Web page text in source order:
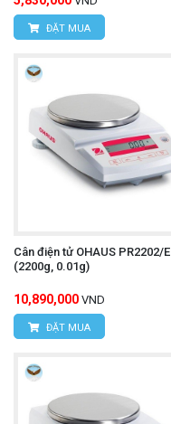
ĐẶT MUA
Cân điện tử OHAUS PR2202/E
(2200g, 0.01g)
10,890,000 VND
ĐẶT MUA